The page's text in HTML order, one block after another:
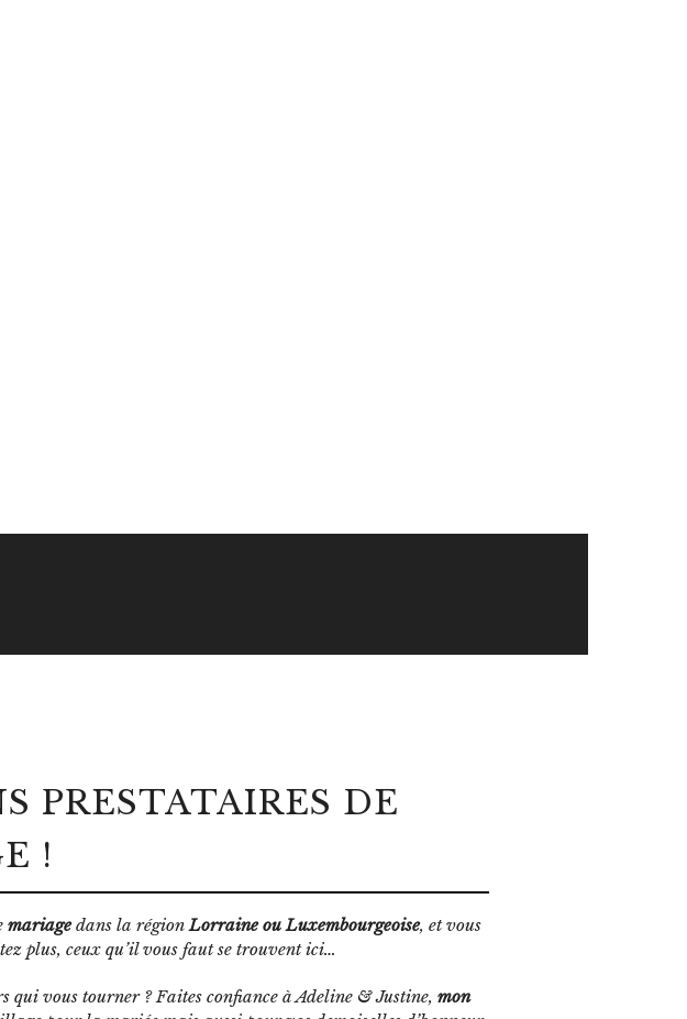
PRESTATAIRES DE
!
mariagedans la région Lorraine ou Luxembourgeoise, et vous
plus, ceux qu’il vous faut se trouvent ici…
qui vous tourner ? Faites confiance à Adeline & Justine, mon